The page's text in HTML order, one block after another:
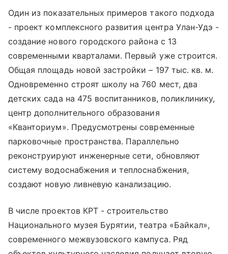
Один из показательных примеров такого подхода
- проект комплексного развития центра Улан-Удэ -
создание нового городского района с 13
современными кварталами. Первый уже строится.
Общая площадь новой застройки – 197 тыс. кв. м.
Одновременно строят школу на 760 мест, два
детских сада на 475 воспитанников, поликлинику,
центр дополнительного образования
«Кванториум». Предусмотрены современные
парковочные пространства. Параллельно
реконструируют инженерные сети, обновляют
систему водоснабжения и теплоснабжения,
создают новую ливневую канализацию.
В числе проектов КРТ - строительство
Национального музея Бурятии, театра «Байкал»,
современного межвузовского кампуса. Ряд